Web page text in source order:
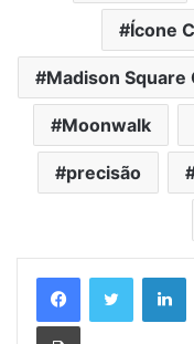
Ícone
Madison Square
Moonwalk
precisão